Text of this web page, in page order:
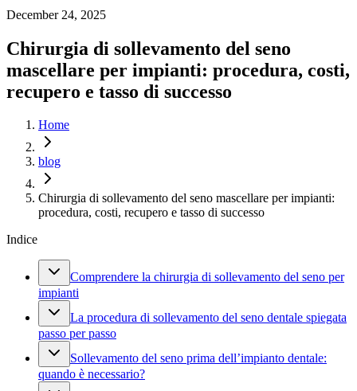
December 24, 2025
Chirurgia di sollevamento del seno
mascellare per impianti: procedura, costi,
recupero e tasso di successo
Home
blog
Chirurgia di sollevamento del seno mascellare per impianti:
procedura, costi, recupero e tasso di successo
Indice
Comprendere la chirurgia di sollevamento del seno per
impianti
La procedura di sollevamento del seno dentale spiegata
passo per passo
Sollevamento del seno prima dell’impianto dentale:
quando è necessario?